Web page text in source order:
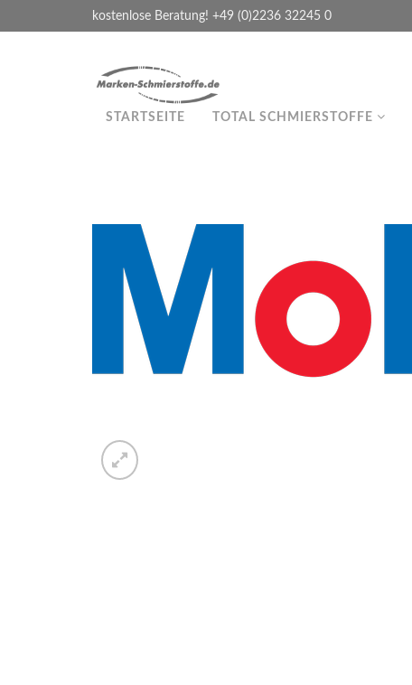
kostenlose Beratung! +49 (0)2236 32245 0
STARTSEITE TOTAL SCHMIERSTOFFE